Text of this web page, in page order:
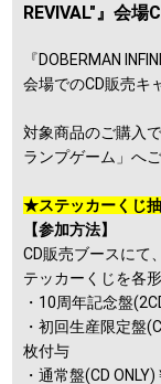
REVIVAL"』会場
『DOBERMAN
会場でのCD販売キ
対象商品のご購入
ランプゲーム」へ
★ステッカーくじ
【参加方法】
CD販売ブースにて
テッカーくじを各
・10周年記念盤
・初回生産限定盤
枚付与
・通常盤(CD